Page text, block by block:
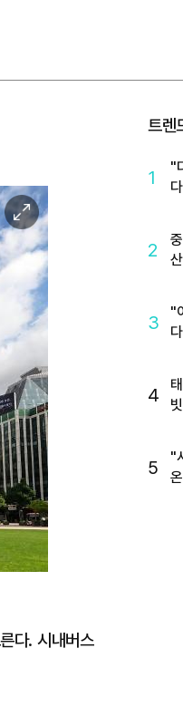
이
미
지
다. 시내버스
트렌
1
"
2
3
"
4
5
"